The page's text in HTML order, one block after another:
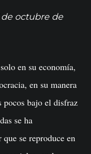
octubre de
en su economía,
en su manera
bajo el disfraz
se ha
se reproduce en